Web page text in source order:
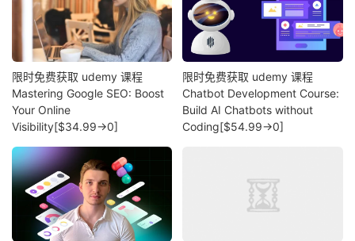
限时免费获取 udemy 课程
Mastering Google SEO: Boost
Your Online
Visibility[$34.99→0]
限时免费获取 udemy 课程
Chatbot Development Course:
Build AI Chatbots without
Coding[$54.99→0]